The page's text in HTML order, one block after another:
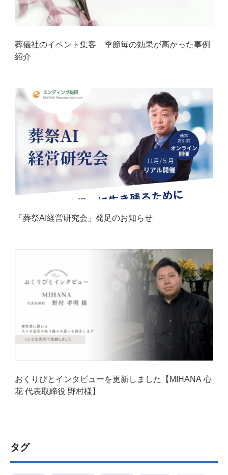
葬儀社のイベント集客 季節毎の効果が高かった事例
紹介
「葬祭AI経営研究会」発足のお知らせ
おくりびとインタビューを更新しました【MIHANA 心
花 代表取締役 野村様】
タグ